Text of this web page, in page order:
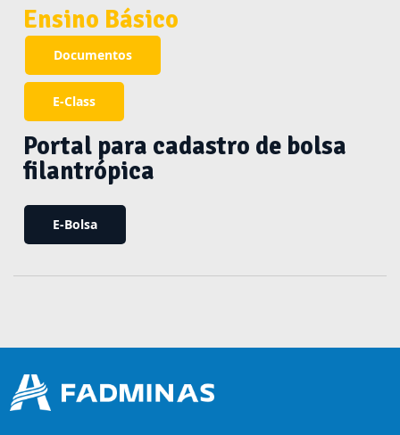
Ensino Básico
Documentos
E-Class
Portal para cadastro de bolsa
filantrópica
E-Bolsa